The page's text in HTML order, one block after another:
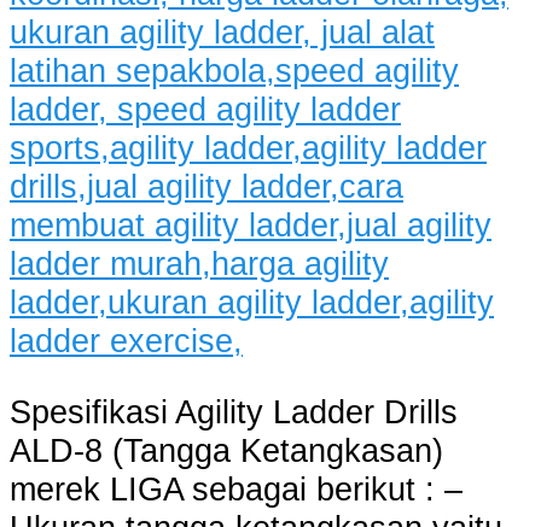
Spesifikasi Agility Ladder Drills
ALD-8 (Tangga Ketangkasan)
merek LIGA sebagai berikut : –